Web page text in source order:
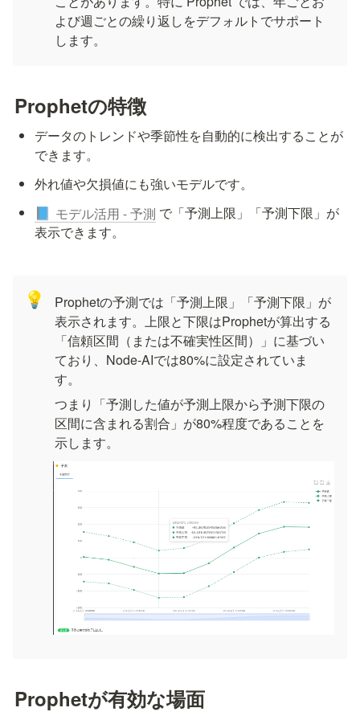
よび週ごとの繰り返しをデフォルトでサポート
します。
Prophetの特徴
データのトレンドや季節性を自動的に検出することが
できます。
外れ値や欠損値にも強いモデルです。
📘 モデル活用 - 予測 で「予測上限」「予測下限」が
表示できます。
💡
Prophetの予測では「予測上限」「予測下限」が
表示されます。上限と下限はProphetが算出する
「信頼区間（または不確実性区間）」に基づい
ており、Node-AIでは80%に設定されていま
す。
つまり「予測した値が予測上限から予測下限の
区間に含まれる割合」が80%程度であることを
示します。
Prophetが有効な場面